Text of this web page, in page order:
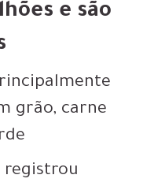
e são
grão, carne
registrou